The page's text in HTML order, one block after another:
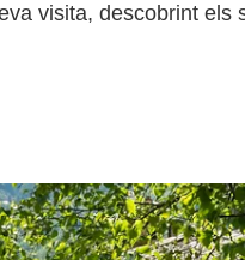
visita, descobrint